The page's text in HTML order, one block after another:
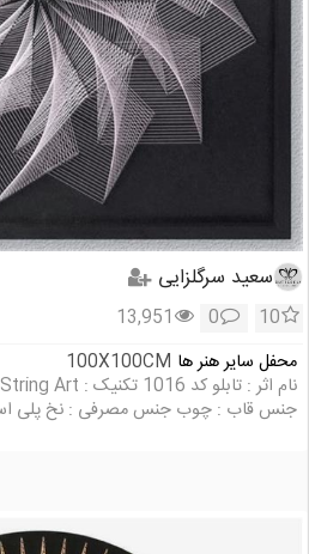
سعید سرگلزایی
10
0
13,951
محفل سایر هنر ها 100X100CM
جنس قاب : چوب جنس مصرفی : نخ پلی